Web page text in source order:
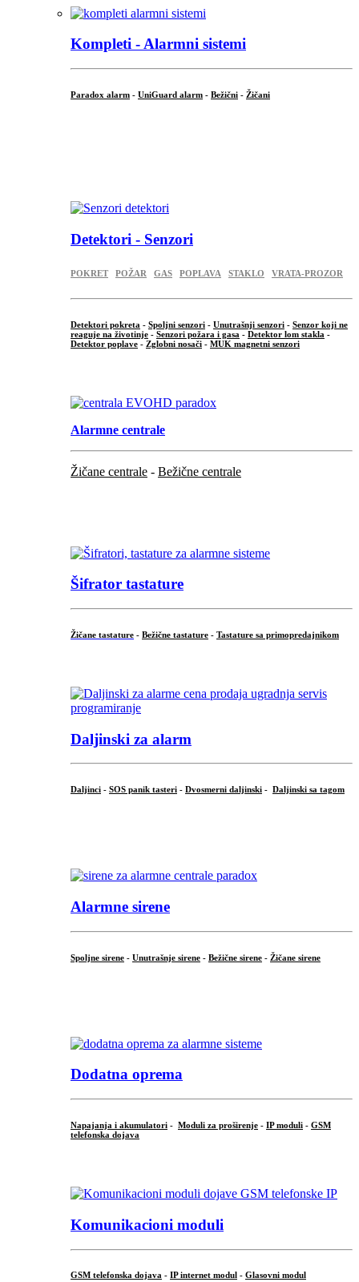
Kompleti - Alarmni sistemi
Paradox alarm - UniGuard alarm - Bežični - Žičani
Detektori - Senzori
POKRET POŽAR GAS POPLAVA STAKLO VRATA-PROZOR
Detektori pokreta - Spoljni senzori - Unutrašnji senzori - Senzor koji ne
reaguje na životinje - Senzori požara i gasa - Detektor lom stakla -
Detektor poplave - Zglobni nosači - MUK magnetni senzori
Alarmne centrale
Žičane centrale - Bežične centrale
Šifrator tastature
Žičane tastature - Bežične tastature - Tastature sa primopredajnikom
Daljinski za alarm
Daljinci - SOS panik tasteri - Dvosmerni daljinski - Daljinski sa tagom
Alarmne sirene
Spoljne sirene - Unutrašnje sirene - Bežične sirene - Žičane sirene
Dodatna oprema
Napajanja i akumulatori - Moduli za proširenje - IP moduli - GSM
telefonska dojava
Komunikacioni moduli
GSM telefonska dojava - IP internet modul - Glasovni modul